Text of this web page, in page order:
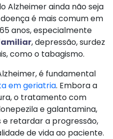
Alzheimer ainda não seja
é mais comum em
anos, especialmente
, depressão, surdez
como o tabagismo.
é fundamental
em geriatria. Embora a
o tratamento com
e galantamina,
e retardar a progressão,
de vida ao paciente.